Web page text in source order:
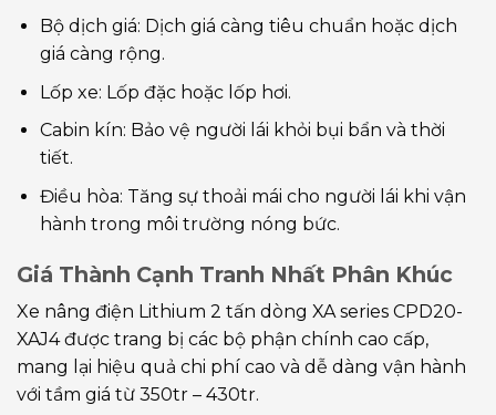
Bộ dịch giá: Dịch giá càng tiêu chuẩn hoặc dịch
giá càng rộng.
Lốp xe: Lốp đặc hoặc lốp hơi.
Cabin kín: Bảo vệ người lái khỏi bụi bẩn và thời
tiết.
Điều hòa: Tăng sự thoải mái cho người lái khi vận
hành trong môi trường nóng bức.
Giá Thành Cạnh Tranh Nhất Phân Khúc
Xe nâng điện Lithium 2 tấn dòng XA series CPD20-
XAJ4 được trang bị các bộ phận chính cao cấp,
mang lại hiệu quả chi phí cao và dễ dàng vận hành
với tầm giá từ 350tr – 430tr.